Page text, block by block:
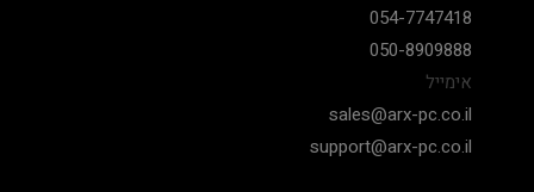
054-7747418
050-8909888
אימייל
sales@arx-pc.co.il
support@arx-pc.co.il